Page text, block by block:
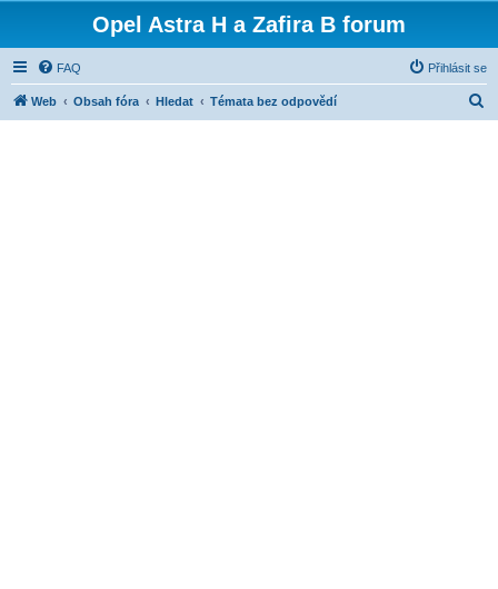
Opel Astra H a Zafira B forum
FAQ Přihlásit se
Web Obsah fóra Hledat Témata bez odpovědí